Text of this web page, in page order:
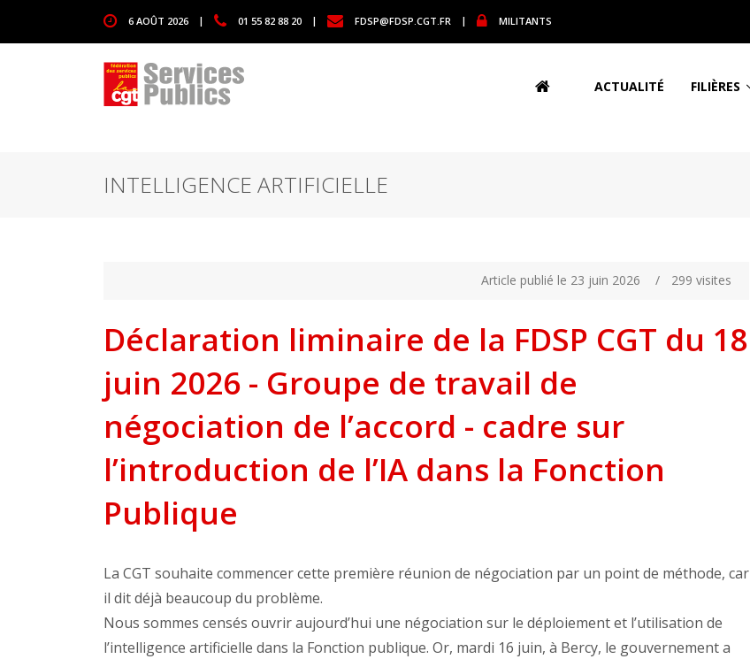
6 AOÛT 2026 | 01 55 82 88 20 | FDSP@FDSP.CGT.FR | MILITANTS
ACTUALITÉ FILIÈRES
INTELLIGENCE ARTIFICIELLE
Article publié le 23 juin 2026 / 299 visites
Déclaration liminaire de la FDSP CGT du 18
juin 2026 - Groupe de travail de
négociation de l’accord - cadre sur
l’introduction de l’IA dans la Fonction
Publique
La CGT souhaite commencer cette première réunion de négociation par un point de méthode, car
il dit déjà beaucoup du problème.
Nous sommes censés ouvrir aujourd’hui une négociation sur le déploiement et l’utilisation de
l’intelligence artificielle dans la Fonction publique. Or, mardi 16 juin, à Bercy, le gouvernement a